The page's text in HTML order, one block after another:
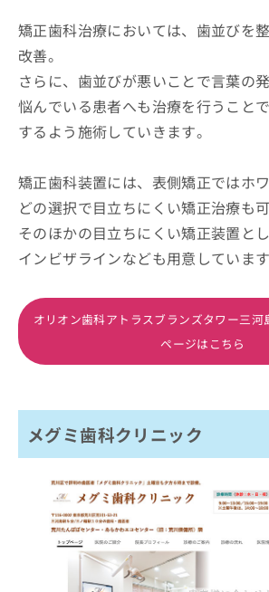
矯正歯科治療においては、歯並びを
改善。
さらに、歯並びが悪いことで言葉の
悩んでいる患者へも治療を行うこと
するよう施術していきます。
矯正歯科装置には、表側矯正ではホ
どの選択で目立ちにくい矯正治療も可
そのほかの目立ちにくい矯正装置と
インビザラインなども用意しています
オリオン歯科アトラスブランズタワー三河
ページはこちら
メグミ歯科クリニック